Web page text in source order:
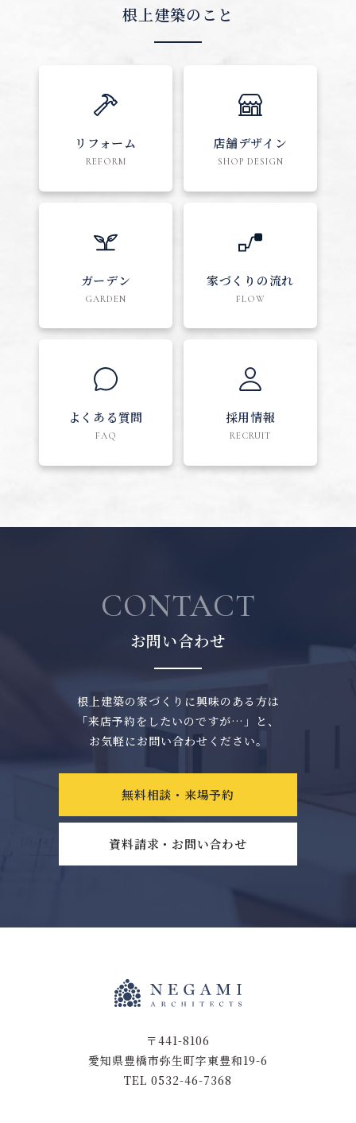
根上建築のこと
リフォーム
REFORM
店舗デザイン
SHOP DESIGN
ガーデン
GARDEN
家づくりの流れ
FLOW
よくある質問
FAQ
採用情報
RECRUIT
CONTACT
お問い合わせ
根上建築の家づくりに興味のある方は
「来店予約をしたいのですが…」と、
お気軽にお問い合わせください。
無料相談・来場予約
資料請求・お問い合わせ
〒441-8106
愛知県豊橋市弥生町字東豊和19-6
TEL 0532-46-7368